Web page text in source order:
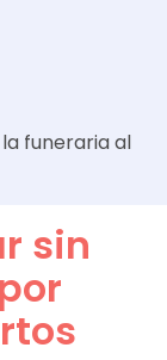
funeraria al
sin